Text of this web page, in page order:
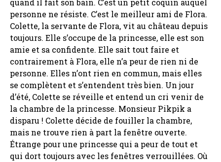
quand il fait son bain. C’est un petit coquin auquel
personne ne résiste. C’est le meilleur ami de Flora.
Colette, la servante de Flora, vit au château depuis
toujours. Elle s’occupe de la princesse, elle est son
amie et sa confidente. Elle sait tout faire et
contrairement à Flora, elle n’a peur de rien ni de
personne. Elles n’ont rien en commun, mais elles
se complètent et s’entendent très bien. Un jour
d’été, Colette se réveille et entend un cri venir de
la chambre de la princesse. Monsieur Pikpik a
disparu ! Colette décide de fouiller la chambre,
mais ne trouve rien à part la fenêtre ouverte.
Étrange pour une princesse qui a peur de tout et
qui dort toujours avec les fenêtres verrouillées. Où